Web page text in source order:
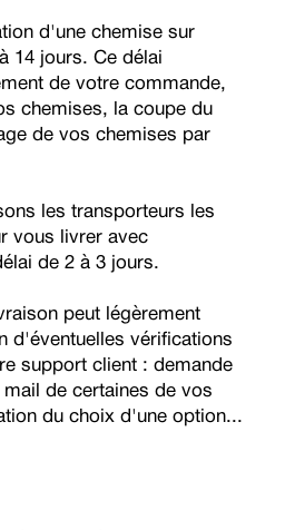
d'une chemise sur
14 jours. Ce délai
de votre commande,
chemises, la coupe du
de vos chemises par
les transporteurs les
vous livrer avec
de 2 à 3 jours.
peut légèrement
d'éventuelles vérifications
support client : demande
de certaines de vos
du choix d'une option...